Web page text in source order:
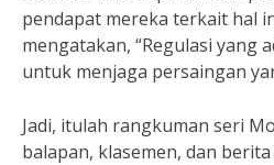
pendapat mereka terkait hal
mengatakan, “Regulasi yang
untuk menjaga persaingan
Jadi, itulah rangkuman seri
balapan, klasemen, dan